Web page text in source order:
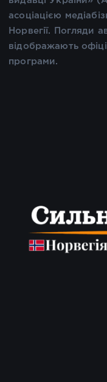
асоціацією
Норвегії. Погляди
відображають
програми.